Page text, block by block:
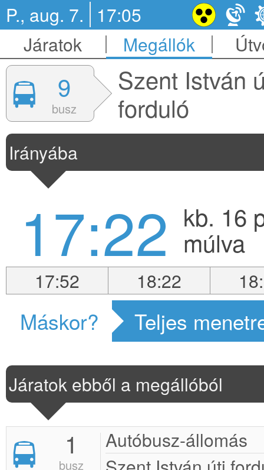
P., aug. 7.
17:05
Járatok
Megállók
9
busz
Szent István
forduló
Irányába
17:22 kb. 16
múlva
17:52 18:22
Máskor? Teljes
Járatok ebből a megállóból
1
busz
Autóbusz-állomás